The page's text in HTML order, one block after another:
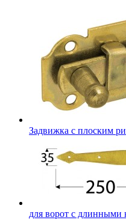
Задвижка с плоским
для ворот с длинными